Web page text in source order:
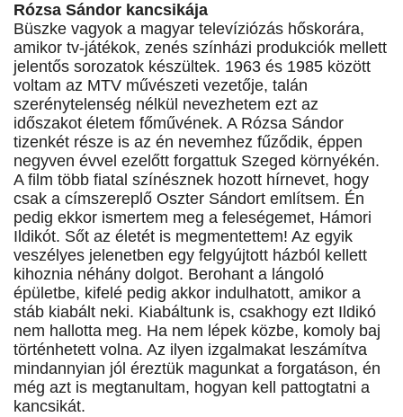
Rózsa Sándor kancsikája
Büszke vagyok a magyar televíziózás hőskorára,
amikor tv-játékok, zenés színházi produkciók mellett
jelentős sorozatok készültek. 1963 és 1985 között
voltam az MTV művészeti vezetője, talán
szerénytelenség nélkül nevezhetem ezt az
időszakot életem főművének. A Rózsa Sándor
tizenkét része is az én nevemhez fűződik, éppen
negyven évvel ezelőtt forgattuk Szeged környékén.
A film több fiatal színésznek hozott hírnevet, hogy
csak a címszereplő Oszter Sándort említsem. Én
pedig ekkor ismertem meg a feleségemet, Hámori
Ildikót. Sőt az életét is megmentettem! Az egyik
veszélyes jelenetben egy felgyújtott házból kellett
kihoznia néhány dolgot. Berohant a lángoló
épületbe, kifelé pedig akkor indulhatott, amikor a
stáb kiabált neki. Kiabáltunk is, csakhogy ezt Ildikó
nem hallotta meg. Ha nem lépek közbe, komoly baj
történhetett volna. Az ilyen izgalmakat leszámítva
mindannyian jól éreztük magunkat a forgatáson, én
még azt is megtanultam, hogyan kell pattogtatni a
kancsikát.